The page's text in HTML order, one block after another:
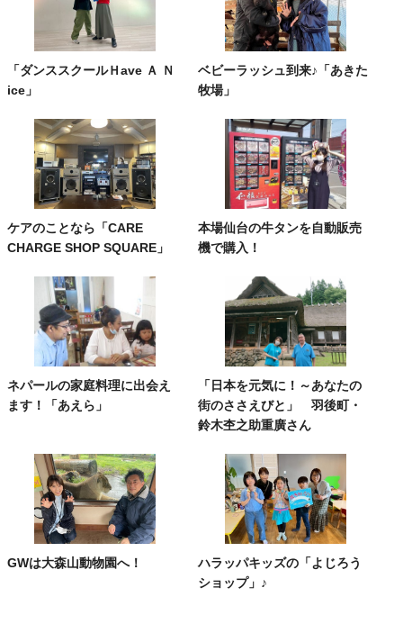
「ダンススクールＨave Ａ Ｎ
ice」
ベビーラッシュ到来♪「あきた
牧場」
ケアのことなら「CARE
CHARGE SHOP SQUARE」
本場仙台の牛タンを自動販売
機で購入！
ネパールの家庭料理に出会え
ます！「あえら」
「日本を元気に！～あなたの
街のささえびと」 羽後町・
鈴木杢之助重廣さん
GWは大森山動物園へ！
ハラッパキッズの「よじろう
ショップ」♪